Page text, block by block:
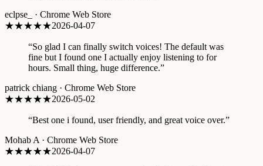
eclpse_
· Chrome Web Store
★★★★★2026-04-07
“So glad I can finally switch voices! The default was
fine but I found one I actually enjoy listening to for
hours. Small thing, huge difference.”
patrick chiang · Chrome Web Store
★★★★★2026-05-02
“Best one i found, user friendly, and great voice over.”
Mohab A · Chrome Web Store
★★★★★2026-04-07